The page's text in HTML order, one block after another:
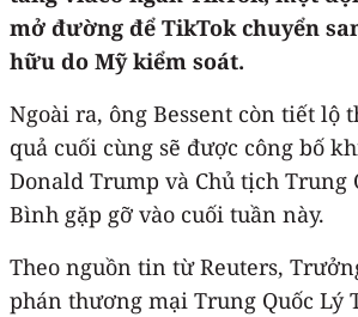
mở đường để TikTok chuyển
hữu do Mỹ kiểm soát.
Ngoài ra, ông Bessent còn tiết lộ
quả cuối cùng sẽ được công bố
Donald Trump và Chủ tịch Trung
Bình gặp gỡ vào cuối tuần này.
Theo nguồn tin từ Reuters,
phán thương mại Trung Quốc Lý